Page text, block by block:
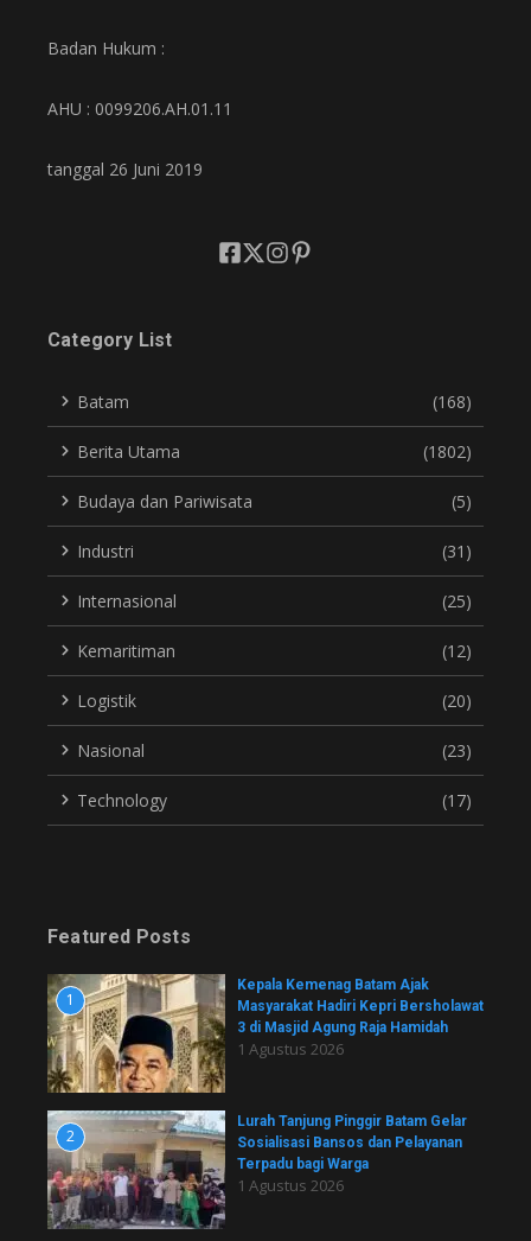
Badan Hukum :
AHU : 0099206.AH.01.11
tanggal 26 Juni 2019
Category List
Batam (168)
Berita Utama (1802)
Budaya dan Pariwisata (5)
Industri (31)
Internasional (25)
Kemaritiman (12)
Logistik (20)
Nasional (23)
Technology (17)
Featured Posts
1
Kepala Kemenag Batam Ajak
Masyarakat Hadiri Kepri Bersholawat
3 di Masjid Agung Raja Hamidah
1 Agustus 2026
2
Lurah Tanjung Pinggir Batam Gelar
Sosialisasi Bansos dan Pelayanan
Terpadu bagi Warga
1 Agustus 2026